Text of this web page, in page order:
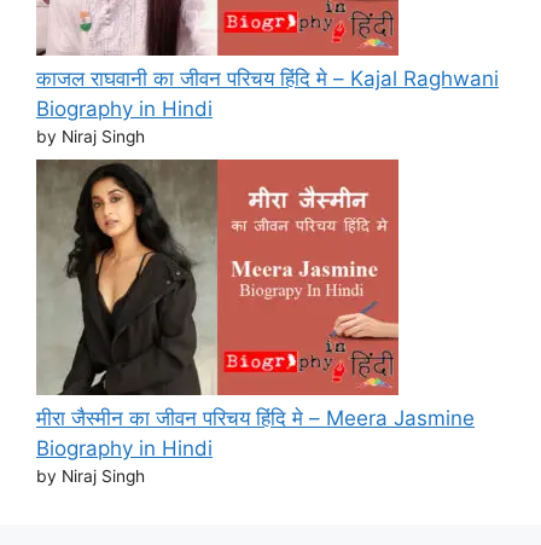
काजल राघवानी का जीवन परिचय हिंदि मे – Kajal Raghwani
Biography in Hindi
by Niraj Singh
मीरा जैस्मीन का जीवन परिचय हिंदि मे – Meera Jasmine
Biography in Hindi
by Niraj Singh